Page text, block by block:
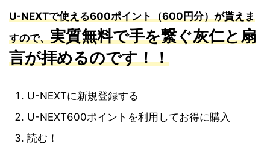
U-NEXTで使える600ポイント（600円分）が貰えま
すので、実質無料で手を繋ぐ灰仁と扇
言が拝めるのです！！
U-NEXTに新規登録する
U-NEXT600ポイントを利用してお得に購入
読む！